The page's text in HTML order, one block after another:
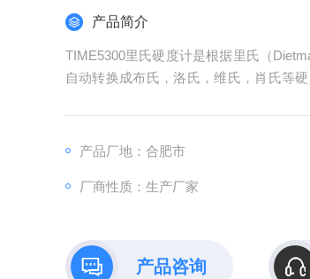
产品简介
TIME5300里氏硬度计是根据里氏（
自动转换成布氏，洛氏，维氏，肖氏等
产品厂地：合肥市
厂商性质：生产厂家
产品咨询